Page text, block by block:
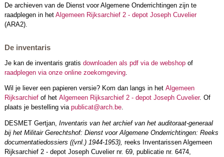
De archieven van de Dienst voor Algemene Onderrichtingen zijn te
raadplegen in het Algemeen Rijksarchief 2 - depot Joseph Cuvelier
(ARA2).
De inventaris
Je kan de inventaris gratis downloaden als pdf via de webshopof
raadplegen via onze online zoekomgeving.
Wil je liever een papieren versie? Kom dan langs in het Algemeen
Rijksarchiefof het Algemeen Rijksarchief 2 - depot Joseph Cuvelier. Of
plaats je bestelling via publicat@arch.be.
DESMET Gertjan, Inventaris van het archief van het auditoraat-generaal
bij het Militair Gerechtshof: Dienst voor Algemene Onderrichtingen: Reeks
documentatiedossiers ((vnl.) 1944-1953), reeks Inventarissen Algemeen
Rijksarchief 2 - depot Joseph Cuvelier nr. 69, publicatie nr. 6474,